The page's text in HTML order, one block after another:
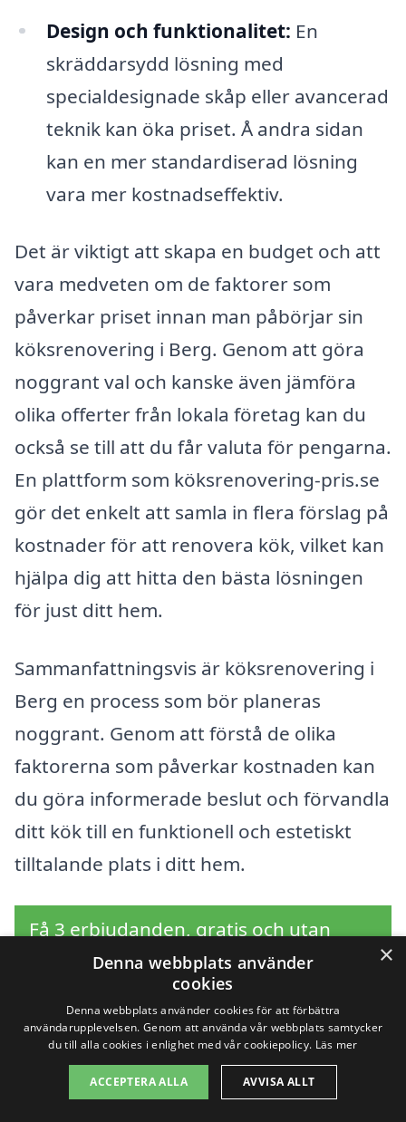
Design och funktionalitet: En
skräddarsydd lösning med
specialdesignade skåp eller avancerad
teknik kan öka priset. Å andra sidan
kan en mer standardiserad lösning
vara mer kostnadseffektiv.
Det är viktigt att skapa en budget och att
vara medveten om de faktorer som
påverkar priset innan man påbörjar sin
köksrenovering i Berg. Genom att göra
noggrant val och kanske även jämföra
olika offerter från lokala företag kan du
också se till att du får valuta för pengarna.
En plattform som köksrenovering-pris.se
gör det enkelt att samla in flera förslag på
kostnader för att renovera kök, vilket kan
hjälpa dig att hitta den bästa lösningen
för just ditt hem.
Sammanfattningsvis är köksrenovering i
Berg en process som bör planeras
noggrant. Genom att förstå de olika
faktorerna som påverkar kostnaden kan
du göra informerade beslut och förvandla
ditt kök till en funktionell och estetiskt
tilltalande plats i ditt hem.
Få 3 erbjudanden, gratis och utan
förpliktelser
Sök efter en
professionell för
×
Denna webbplats använder
cookies
Denna webbplats använder cookies för att förbättra
användarupplevelsen. Genom att använda vår webbplats samtycker
du till alla cookies i enlighet med vår cookiepolicy. Läs mer
ACCEPTERA ALLA AVVISA ALLT